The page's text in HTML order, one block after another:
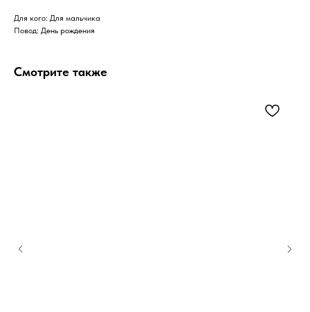
Для кого: Для мальчика
Повод: День рождения
Смотрите также